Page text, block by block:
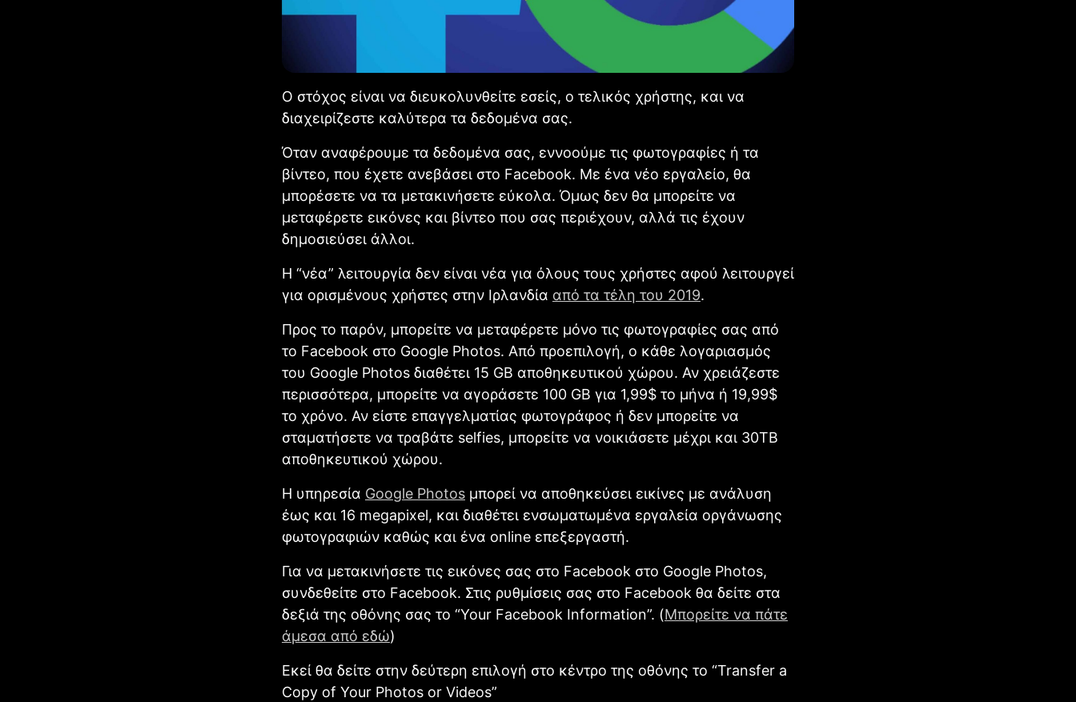
Ο στόχος είναι να διευκολυνθείτε εσείς, ο τελικός χρήστης, και να
διαχειρίζεστε καλύτερα τα δεδομένα σας.
Όταν αναφέρουμε τα δεδομένα σας, εννοούμε τις φωτογραφίες ή τα
βίντεο, που έχετε ανεβάσει στο Facebook. Με ένα νέο εργαλείο, θα
μπορέσετε να τα μετακινήσετε εύκολα. Όμως δεν θα μπορείτε να
μεταφέρετε εικόνες και βίντεο που σας περιέχουν, αλλά τις έχουν
δημοσιεύσει άλλοι.
Η “νέα” λειτουργία δεν είναι νέα για όλους τους χρήστες αφού λειτουργεί
για ορισμένους χρήστες στην Ιρλανδία από τα τέλη του 2019.
Προς το παρόν, μπορείτε να μεταφέρετε μόνο τις φωτογραφίες σας από
το Facebook στο Google Photos. Από προεπιλογή, ο κάθε λογαριασμός
του Google Photos διαθέτει 15 GB αποθηκευτικού χώρου. Αν χρειάζεστε
περισσότερα, μπορείτε να αγοράσετε 100 GB για 1,99$ το μήνα ή 19,99$
το χρόνο. Αν είστε επαγγελματίας φωτογράφος ή δεν μπορείτε να
σταματήσετε να τραβάτε selfies, μπορείτε να νοικιάσετε μέχρι και 30TB
αποθηκευτικού χώρου.
Η υπηρεσία Google Photos μπορεί να αποθηκεύσει εικίνες με ανάλυση
έως και 16 megapixel, και διαθέτει ενσωματωμένα εργαλεία οργάνωσης
φωτογραφιών καθώς και ένα online επεξεργαστή.
Για να μετακινήσετε τις εικόνες σας στο Facebook στο Google Photos,
συνδεθείτε στο Facebook. Στις ρυθμίσεις σας στο Facebook θα δείτε στα
δεξιά της οθόνης σας το “Your Facebook Information”. (Μπορείτε να πάτε
άμεσα από εδώ)
Εκεί θα δείτε στην δεύτερη επιλογή στο κέντρο της οθόνης το “Transfer a
Copy of Your Photos or Videos”